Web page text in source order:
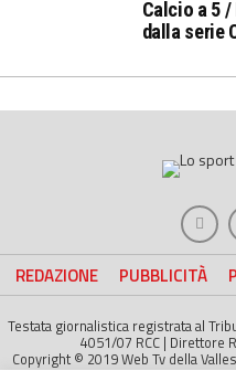
Calcio a 5
dalla serie
REDAZIONE PUBBLICITÀ
Testata giornalistica registrata al
4051/07 RCC | Direttore
Copyright © 2019 Web Tv della